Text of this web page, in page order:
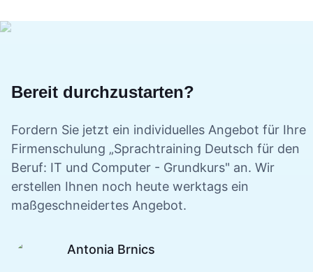
Bereit durchzustarten?
Fordern Sie jetzt ein individuelles Angebot für Ihre
Firmenschulung „Sprachtraining Deutsch für den
Beruf: IT und Computer - Grundkurs" an. Wir
erstellen Ihnen noch heute werktags ein
maßgeschneidertes Angebot.
Antonia Brnics